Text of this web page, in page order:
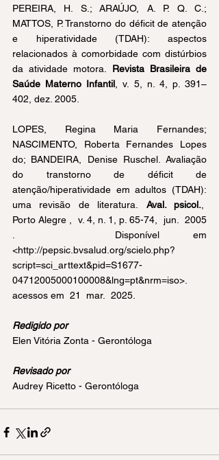
PEREIRA, H. S.; ARAÚJO, A. P. Q. C.;
MATTOS, P. Transtorno do déficit de atenção
e hiperatividade (TDAH): aspectos
relacionados à comorbidade com distúrbios
da atividade motora. Revista Brasileira de
Saúde Materno Infantil, v. 5, n. 4, p. 391–
402, dez. 2005.
LOPES, Regina Maria Fernandes;
NASCIMENTO, Roberta Fernandes Lopes
do; BANDEIRA, Denise Ruschel. Avaliação
do transtorno de déficit de
atenção/hiperatividade em adultos (TDAH):
uma revisão de literatura. Aval. psicol.,
Porto Alegre ,  v. 4, n. 1, p. 65-74,  jun.  2005
.   Disponível em
<http://pepsic.bvsalud.org/scielo.php?
script=sci_arttext&pid=S1677-
04712005000100008&lng=pt&nrm=iso>.
acessos em  21  mar.  2025.
Redigido por
Elen Vitória Zonta - Gerontóloga
Revisado por
Audrey Ricetto - Gerontóloga